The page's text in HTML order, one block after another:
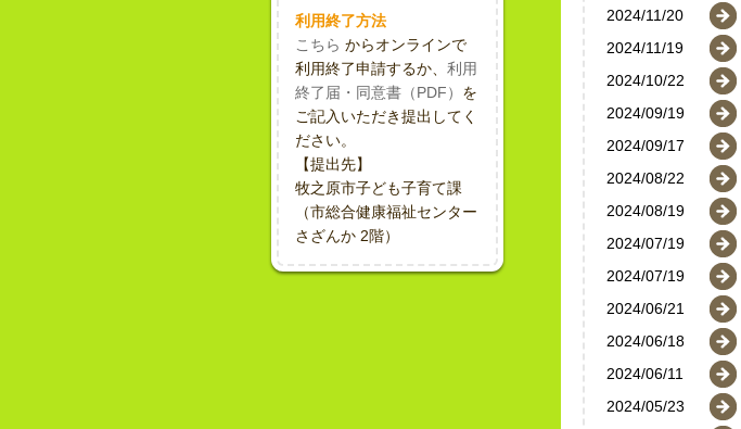
利用終了方法
こちら からオンラインで
利用終了申請するか、 利用
終了届・同意書（PDF） を
ご記入いただき提出してく
ださい。
【提出先】
牧之原市子ども子育て課
（市総合健康福祉センター
さざんか 2階）
2024/11/20
2024/11/19
2024/10/22
2024/09/19
2024/09/17
2024/08/22
2024/08/19
2024/07/19
2024/07/19
2024/06/21
2024/06/18
2024/06/11
2024/05/23